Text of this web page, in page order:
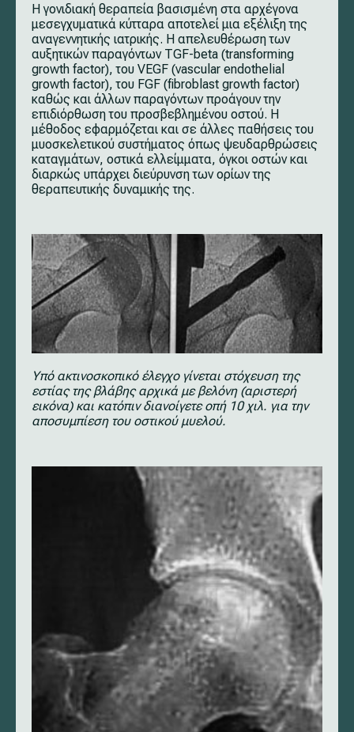
Η γονιδιακή θεραπεία βασισμένη στα αρχέγονα
μεσεγχυματικά κύτταρα αποτελεί μια εξέλιξη της
αναγεννητικής ιατρικής. Η απελευθέρωση των
αυξητικών παραγόντων TGF-beta (transforming
growth factor), του VEGF (vascular endothelial
growth factor), του FGF (fibroblast growth factor)
καθώς και άλλων παραγόντων προάγουν την
επιδιόρθωση του προσβεβλημένου οστού. Η
μέθοδος εφαρμόζεται και σε άλλες παθήσεις του
μυοσκελετικού συστήματος όπως ψευδαρθρώσεις
καταγμάτων, οστικά ελλείμματα, όγκοι οστών και
διαρκώς υπάρχει διεύρυνση των ορίων της
θεραπευτικής δυναμικής της.
Υπό ακτινοσκοπικό έλεγχο γίνεται στόχευση της
εστίας της βλάβης αρχικά με βελόνη (αριστερή
εικόνα) και κατόπιν διανοίγετε οπή 10 χιλ. για την
αποσυμπίεση του οστικού μυελού.